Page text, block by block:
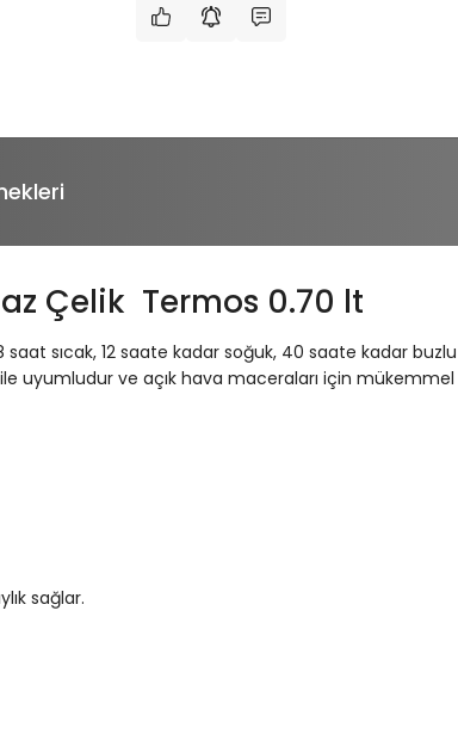
Çelik Termos 0.70 lt
saat sıcak, 12 saate kadar soğuk, 40 saate kadar
uyumludur ve açık hava maceraları için mükemmel
sağlar.